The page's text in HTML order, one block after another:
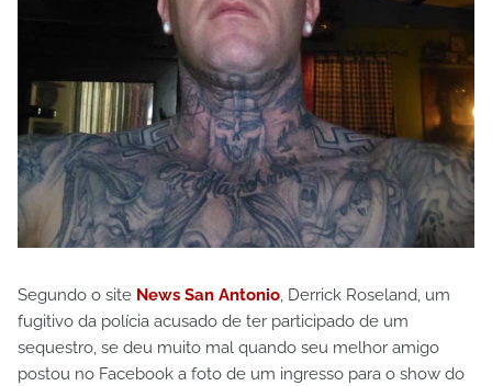
Segundo o site News San Antonio, Derrick Roseland, um
fugitivo da polícia acusado de ter participado de um
sequestro, se deu muito mal quando seu melhor amigo
postou no Facebook a foto de um ingresso para o show do